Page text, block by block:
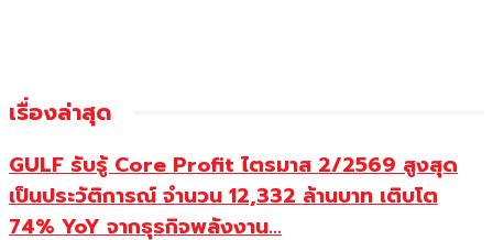
เรื่องล่าสุด
GULF รับรู้ Core Profit ไตรมาส 2/2569 สูงสุด
เป็นประวัติการณ์ จำนวน 12,332 ล้านบาท เติบโต
74% YoY จากธุรกิจพลังงาน...